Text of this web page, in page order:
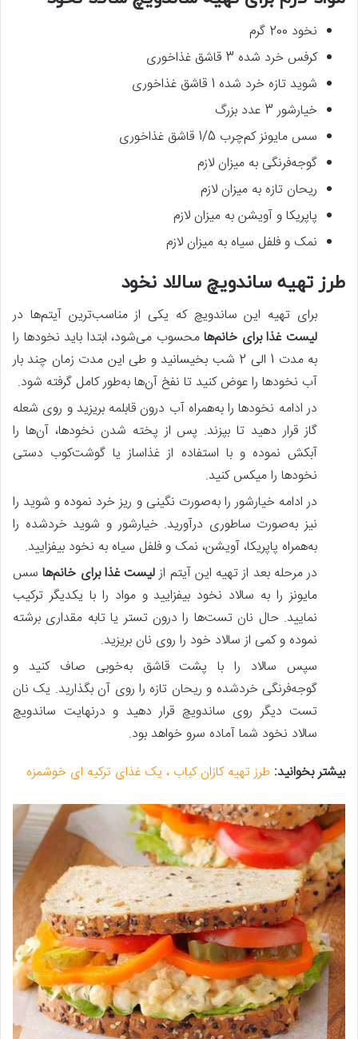
نخود 200 گرم
کرفس خرد شده 3 قاشق غذاخوری
شوید تازه خرد شده 1 قاشق غذاخوری
خیارشور 3 عدد بزرگ
سس مایونز کم‌چرب 1/5 قاشق غذاخوری
گوجه‌فرنگی به میزان لازم
ریحان تازه به میزان لازم
پاپریکا و آویشن به میزان لازم
نمک و فلفل سیاه به میزان لازم
طرز تهیه ساندویچ سالاد نخود
برای تهیه این ساندویچ که یکی از مناسب‌ترین آیتم‌ها در
لیست غذا برای خانم‌هامحسوب می‌شود، ابتدا باید نخودها را
به مدت 1 الی 2 شب بخیسانید و طی این مدت زمان چند بار
آب نخودها را عوض کنید تا نفخ آن‌ها به‌طور کامل گرفته شود.
در ادامه نخودها را به‌همراه آب درون قابلمه بریزید و روی شعله
گاز قرار دهید تا بپزند. پس‌ از پخته شدن نخودها، آن‌ها را
آبکش نموده و با استفاده از غذاساز یا گوشت‌کوب دستی
نخودها را میکس کنید.
در ادامه خیارشور را به‌صورت نگینی و ریز خرد نموده و شوید را
نیز به‌صورت ساطوری درآورید. خیارشور و شوید خردشده را
به‌همراه پاپریکا، آویشن، نمک و فلفل سیاه به نخود بیفزایید.
در مرحله بعد از تهیه این آیتم ازلیست غذا برای خانم‌هاسس
مایونز را به سالاد نخود بیفزایید و مواد را با یکدیگر ترکیب
نمایید. حال نان تست‌ها را درون تستر یا تابه مقداری برشته
نموده و کمی از سالاد خود را روی نان بریزید.
سپس سالاد را با پشت قاشق به‌خوبی صاف کنید و
گوجه‌فرنگی خردشده و ریحان تازه را روی آن بگذارید. یک نان
تست دیگر روی ساندویچ قرار دهید و درنهایت ساندویچ
سالاد نخود شما آماده سرو خواهد بود.
بیشتر بخوانید: طرز تهیه کازان کباب ، یک غذای ترکیه ای خوشمزه